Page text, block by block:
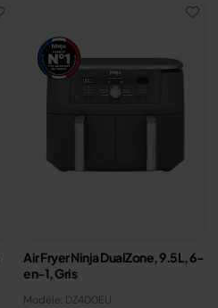
Air Fryer Ninja DualZone, 9.5L, 6-
en-1, Gris
Modèle: DZ400EU